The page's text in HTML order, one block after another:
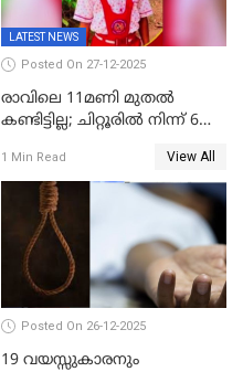
LATEST NEWS
Posted On 27-12-2025
രാവിലെ 11മണി മുതൽ
കണ്ടിട്ടില്ല; ചിറ്റൂരിൽ നിന്ന് 6
1 Min Read View All
Posted On 26-12-2025
19 വയസ്സുകാരനും